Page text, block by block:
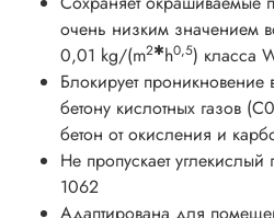
очень низким значением
0,01 kg/(m2✱h0,5) класса
Блокирует проникновение
бетону кислотных газов (С0
бетон от окисления и
Не пропускает углекислый
1062